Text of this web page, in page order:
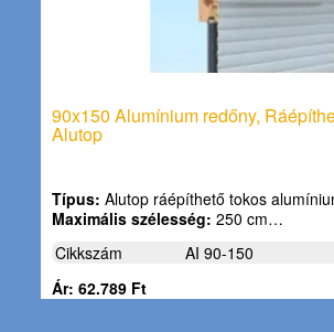
90x150 Alumínium redőny,
Alutop
Típus:Alutop ráépíthető tokos
Maximális szélesség: 250 cm…
Cikkszám
AI 90-150
Ár: 62.789 Ft